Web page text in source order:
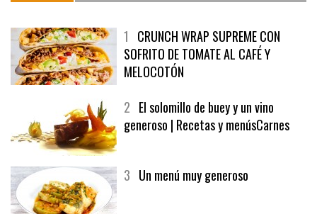
1 CRUNCH WRAP SUPREME CON
SOFRITO DE TOMATE AL CAFÉ Y
MELOCOTÓN
2 El solomillo de buey y un vino
generoso | Recetas y menúsCarnes
3 Un menú muy generoso